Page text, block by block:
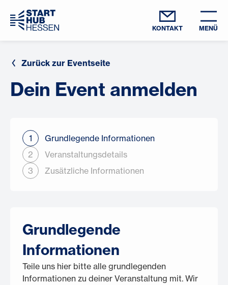
KONTAKT MENÜ
Zurück zur Eventseite
Dein Event anmelden
1
Grundlegende Informationen
2
Veranstaltungsdetails
3
Zusätzliche Informationen
Grundlegende
Informationen
Teile uns hier bitte alle grundlegenden
Informationen zu deiner Veranstaltung mit. Wir